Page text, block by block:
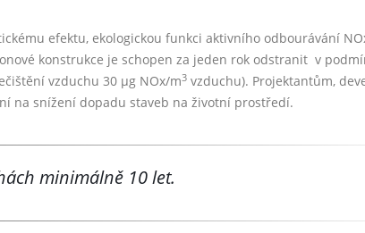
efektu, ekologickou funkci aktivního odbourávání
konstrukce je schopen za jeden rok odstranit v
vzduchu 30 µg NOx/m3 vzduchu). Projektantům,
na snížení dopadu staveb na životní prostředí.
minimálně 10 let.